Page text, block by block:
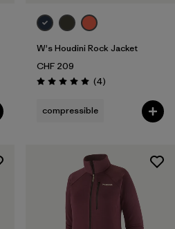
W's Houdini Rock Jacket
CHF 209
Évaluation: 5.0 / 5
(4Avis
)
compressible